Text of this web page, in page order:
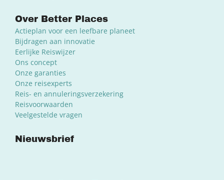
Over Better Places
Actieplan voor een leefbare planeet
Bijdragen aan innovatie
Eerlijke Reiswijzer
Ons concept
Onze garanties
Onze reisexperts
Reis- en annuleringsverzekering
Reisvoorwaarden
Veelgestelde vragen
Nieuwsbrief